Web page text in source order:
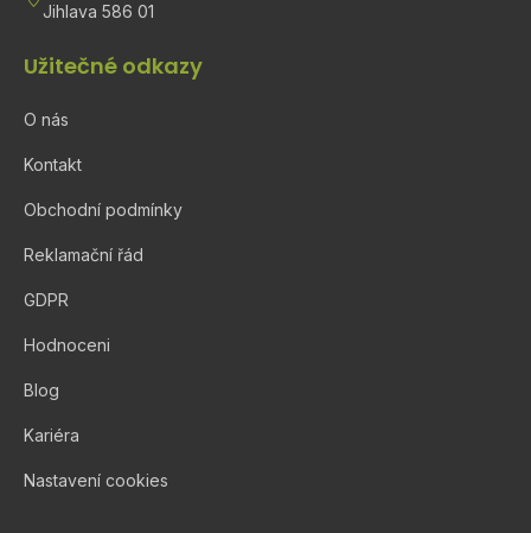
Jihlava 586 01
Užitečné odkazy
O nás
Kontakt
Obchodní podmínky
Reklamační řád
GDPR
Hodnoceni
Blog
Kariéra
Nastavení cookies